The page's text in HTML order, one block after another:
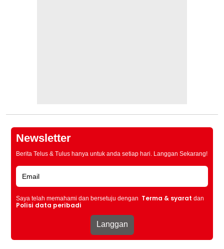
Newsletter
Berita Telus & Tulus hanya untuk anda setiap hari. Langgan Sekarang!
Saya telah memahami dan bersetuju dengan Terma & syarat dan
Polisi data peribadi